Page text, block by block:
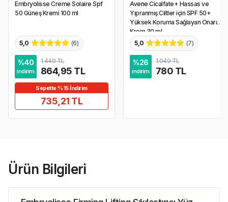
Embryolisse Creme Solaire Spf
50 Güneş Kremi 100 ml
5,0 (6)
%40
indirim
1.440 TL
864,95 TL
Sepette %15 İndirim
735,21 TL
Avene Cicalfate+ Hassas ve
Yıpranmış Ciltler için SPF 50+
Yüksek Koruma Sağlayan Onarıcı
Krem 30 ml
5,0
(7)
%26
indirim
1.049 TL
780 TL
Ürün Bilgileri